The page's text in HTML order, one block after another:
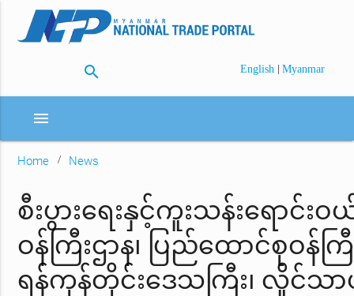
search English | Myanmar
menu
Home News
စီးပွားရေးနှင့်ကူးသန်းရောင်းဝ
ဝန်ကြီးဌာန၊ ပြည်ထောင်စုဝန်က
ရန်ကုန်တိုင်းဒေသကြီး၊ လှိုင်သ